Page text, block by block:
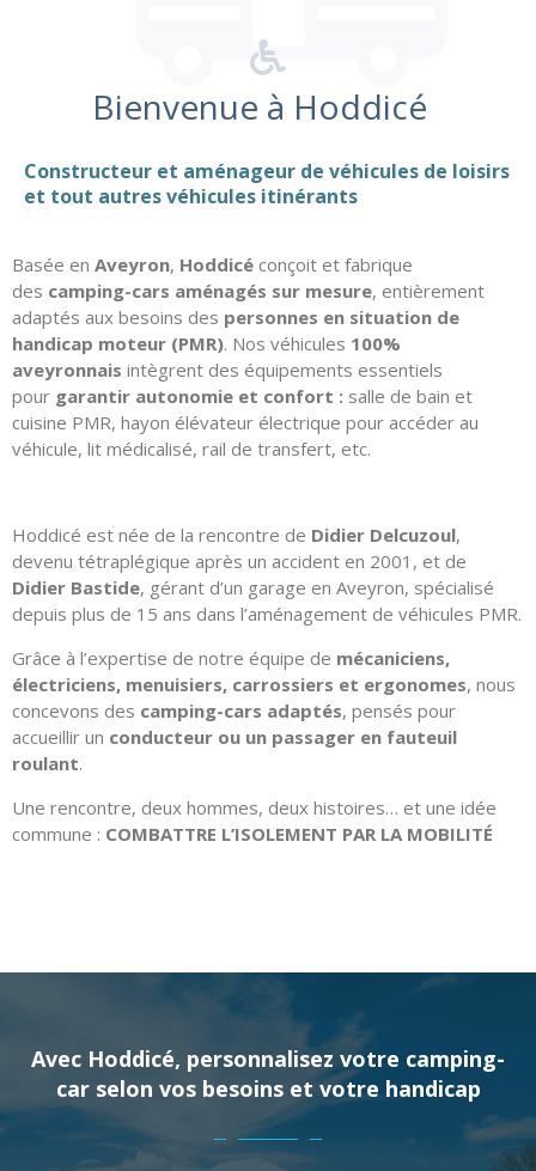
Bienvenue à Hoddicé
Constructeur et aménageur de véhicules de loisirs
et tout autresvéhicules itinérants
Basée en Aveyron, Hoddicé conçoit et fabrique
des camping-cars aménagés sur mesure, entièrement
adaptés aux besoins des personnes en situation de
handicap moteur (PMR). Nos véhicules 100%
aveyronnais intègrent des équipements essentiels
pour garantir autonomie et confort : salle de bain et
cuisine PMR, hayon élévateur électrique pour accéder au
véhicule, lit médicalisé, rail de transfert, etc.
Hoddicé est née de la rencontre de Didier Delcuzoul,
devenu tétraplégique après un accident en 2001, et de
Didier Bastide, gérant d’un garage en Aveyron, spécialisé
depuis plus de 15 ans dans l’aménagement de véhicules PMR.
Grâce à l’expertise de notre équipe de mécaniciens,
électriciens, menuisiers, carrossiers et ergonomes, nous
concevons des camping-cars adaptés, pensés pour
accueillir un conducteur ou un passager en fauteuil
roulant.
Une rencontre, deux hommes, deux histoires… et une idée
commune : COMBATTRE L’ISOLEMENT PAR LA MOBILITÉ
Avec Hoddicé, personnalisez votre camping-
car selon vos besoins et votre handicap